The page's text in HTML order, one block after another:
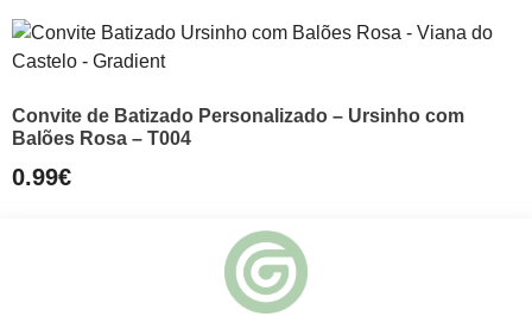
Convite de Batizado Personalizado – Ursinho com
Balões Rosa – T004
0.99€